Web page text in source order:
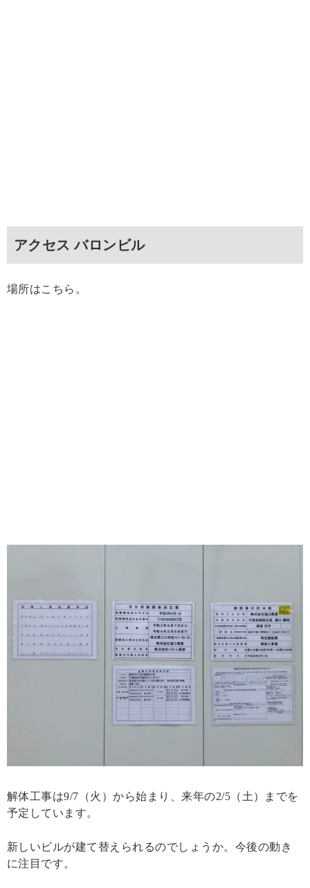
アクセス バロンビル
場所はこちら。
解体工事は9/7（火）から始まり、来年の2/5（土）までを
予定しています。
新しいビルが建て替えられるのでしょうか。今後の動き
に注目です。